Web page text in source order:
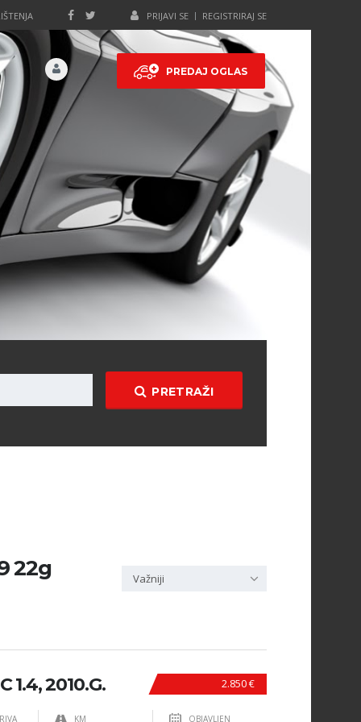
PRIJAVI SE REGISTRIRAJ SE
PREDAJ OGLAS
PRETRAŽI
22g Važniji
2.850 €
1.4, 2010.G.
KM OBJAVLJEN